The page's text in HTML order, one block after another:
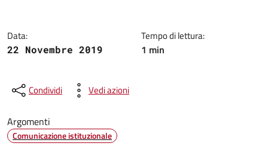
Data:
22 Novembre 2019
Tempo di lettura:
1 min
Condividi Vedi azioni
Argomenti
Comunicazione istituzionale